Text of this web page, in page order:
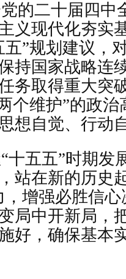
的二十届四中
义现代化夯实
五”规划建议，
持国家战略连
务取得重大突
个维护”的政
想自觉、行动
十五五”时期发
站在新的历史
，增强必胜信
局中开新局，
好，确保基本